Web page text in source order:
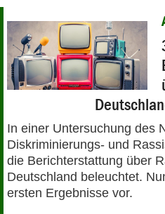
In einer Untersuchung des
Diskriminierungs- und
die Berichterstattung über
Deutschland beleuchtet.
ersten Ergebnisse vor.